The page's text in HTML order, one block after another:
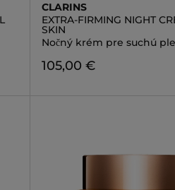
CLARINS
EXTRA-FIRMING NIGHT
SKIN
Nočný krém pre suchú
105,00 €